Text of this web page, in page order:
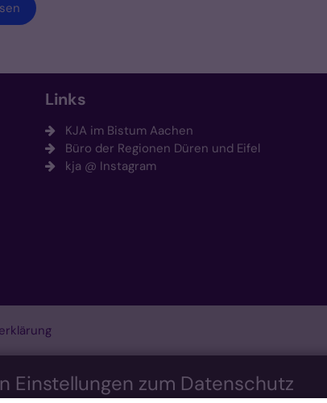
Einstellungen zum Datenschutz
Links
KJA im Bistum Aachen
Büro der Regionen Düren und Eifel
kja @ Instagram